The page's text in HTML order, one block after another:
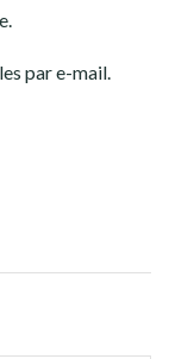
par e-mail.